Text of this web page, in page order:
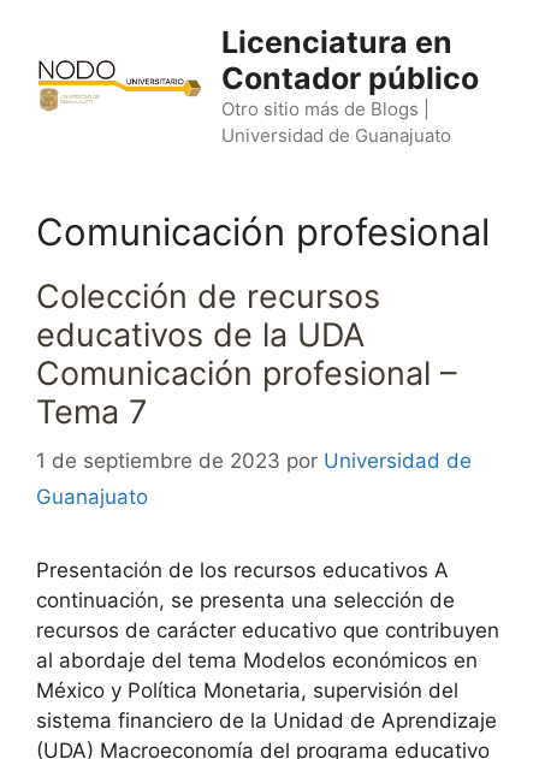
contenido
Licenciatura en
Contador público
Otro sitio más de Blogs |
Universidad de Guanajuato
Comunicación profesional
Colección de recursos
educativos de la UDA
Comunicación profesional –
Tema 7
1 de septiembre de 2023 por Universidad de
Guanajuato
Presentación de los recursos educativos A
continuación, se presenta una selección de
recursos de carácter educativo que contribuyen
al abordaje del tema Modelos económicos en
México y Política Monetaria, supervisión del
sistema financiero de la Unidad de Aprendizaje
(UDA) Macroeconomía del programa educativo